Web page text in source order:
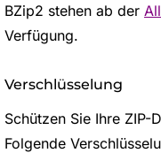
BZip2 stehen ab der
Verfügung.
Verschlüsselung
Schützen Sie Ihre ZIP-
Folgende